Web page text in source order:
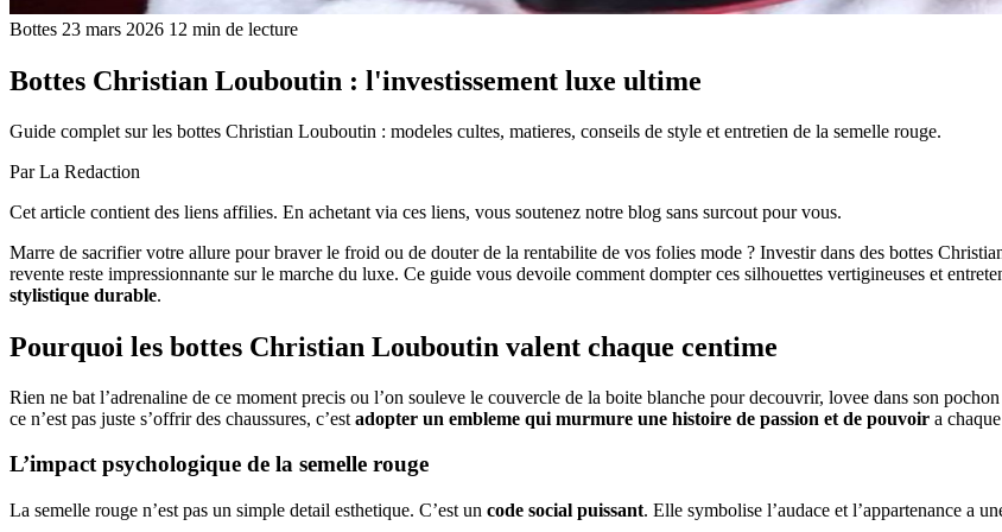
Bottes 23 mars 2026 12 min de lecture
Bottes Christian Louboutin : l'investissement luxe ultime
Guide complet sur les bottes Christian Louboutin : modeles cultes, matieres, conseils de style et entretien de la semelle rouge.
Par La Redaction
Cet article contient des liens affilies. En achetant via ces liens, vous soutenez notre blog sans surcout pour vous.
Marre de sacrifier votre allure pour braver le froid ou de douter de la rentabilite de vos folies mode ? Investir dans des bottes
revente reste impressionnante sur le marche du luxe. Ce guide vous devoile comment dompter ces silhouettes vertigineuses et
stylistique durable.
Pourquoi les bottes Christian Louboutin valent chaque centime
Rien ne bat l’adrenaline de ce moment precis ou l’on souleve le couvercle de la boite blanche pour decouvrir, lovee dans son
ce n’est pas juste s’offrir des chaussures, c’est adopter un embleme qui murmure une histoire de passion et de pouvoir a
L’impact psychologique de la semelle rouge
La semelle rouge n’est pas un simple detail esthetique. C’est un code social puissant. Elle symbolise l’audace et l’appartenance a